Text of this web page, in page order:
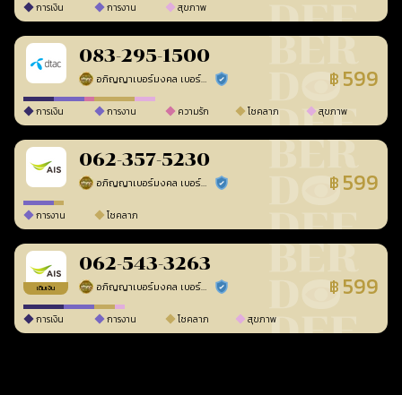
การเงิน การงาน สุขภาพ
083-295-1500
อภิญญาเบอร์มงคล เบอร์สวยเลขศาสตร์ ร้านยืนยันแล้ว ฿ 599
การเงิน การงาน ความรัก โชคลาภ สุขภาพ
062-357-5230
อภิญญาเบอร์มงคล เบอร์สวยเลขศาสตร์ ร้านยืนยันแล้ว ฿ 599
การงาน โชคลาภ
เติมเงิน
062-543-3263
อภิญญาเบอร์มงคล เบอร์สวยเลขศาสตร์ ร้านยืนยันแล้ว ฿ 599
การเงิน การงาน โชคลาภ สุขภาพ